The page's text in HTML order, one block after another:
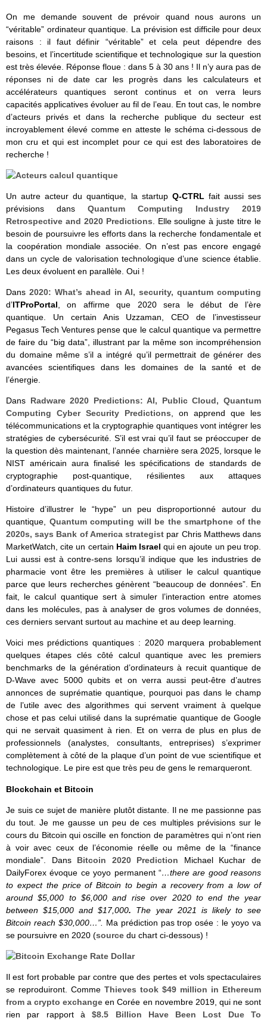
On me demande souvent de prévoir quand nous aurons un
“véritable” ordinateur quantique. La prévision est difficile pour deux
raisons : il faut définir “véritable” et cela peut dépendre des
besoins, et l’incertitude scientifique et technologique sur la question
est très élevée. Réponse floue : dans 5 à 30 ans ! Il n’y aura pas de
réponses ni de date car les progrès dans les calculateurs et
accélérateurs quantiques seront continus et on verra leurs
capacités applicatives évoluer au fil de l’eau. En tout cas, le nombre
d’acteurs privés et dans la recherche publique du secteur est
incroyablement élevé comme en atteste le schéma ci-dessous de
mon cru et qui est incomplet pour ce qui est des laboratoires de
recherche !
Un autre acteur du quantique, la startup Q-CTRL fait aussi ses
prévisions dans Quantum Computing Industry 2019
Retrospective and 2020 Predictions . Elle souligne à juste titre le
besoin de poursuivre les efforts dans la recherche fondamentale et
la coopération mondiale associée. On n’est pas encore engagé
dans un cycle de valorisation technologique d’une science établie.
Les deux évoluent en parallèle. Oui !
Dans 2020: What’s ahead in AI, security, quantum computing
d’ITProPortal, on affirme que 2020 sera le début de l’ère
quantique. Un certain Anis Uzzaman, CEO de l’investisseur
Pegasus Tech Ventures pense que le calcul quantique va permettre
de faire du “big data”, illustrant par la même son incompréhension
du domaine même s’il a intégré qu’il permettrait de générer des
avancées scientifiques dans les domaines de la santé et de
l’énergie.
Dans Radware 2020 Predictions: AI, Public Cloud, Quantum
Computing Cyber Security Predictions, on apprend que les
télécommunications et la cryptographie quantiques vont intégrer les
stratégies de cybersécurité. S’il est vrai qu’il faut se préoccuper de
la question dès maintenant, l’année charnière sera 2025, lorsque le
NIST américain aura finalisé les spécifications de standards de
cryptographie post-quantique, résilientes aux attaques
d’ordinateurs quantiques du futur.
Histoire d’illustrer le “hype” un peu disproportionné autour du
quantique, Quantum computing will be the smartphone of the
2020s, says Bank of America strategist par Chris Matthews dans
MarketWatch, cite un certain Haim Israelqui en ajoute un peu trop.
Lui aussi est à contre-sens lorsqu’il indique que les industries de
pharmacie vont être les premières à utiliser le calcul quantique
parce que leurs recherches génèrent “beaucoup de données”. En
fait, le calcul quantique sert à simuler l’interaction entre atomes
dans les molécules, pas à analyser de gros volumes de données,
ces derniers servant surtout au machine et au deep learning.
Voici mes prédictions quantiques : 2020 marquera probablement
quelques étapes clés côté calcul quantique avec les premiers
benchmarks de la génération d’ordinateurs à recuit quantique de
D-Wave avec 5000 qubits et on verra aussi peut-être d’autres
annonces de suprématie quantique, pourquoi pas dans le champ
de l’utile avec des algorithmes qui servent vraiment à quelque
chose et pas celui utilisé dans la suprématie quantique de Google
qui ne servait quasiment à rien. Et on verra de plus en plus de
professionnels (analystes, consultants, entreprises) s’exprimer
complètement à côté de la plaque d’un point de vue scientifique et
technologique. Le pire est que très peu de gens le remarqueront.
Blockchain et Bitcoin
Je suis ce sujet de manière plutôt distante. Il ne me passionne pas
du tout. Je me gausse un peu de ces multiples prévisions sur le
cours du Bitcoin qui oscille en fonction de paramètres qui n’ont rien
à voir avec ceux de l’économie réelle ou même de la “finance
mondiale”. Dans Bitcoin 2020 Prediction Michael Kuchar de
DailyForex évoque ce yoyo permanent “…there are good reasons
to expect the price of Bitcoin to begin a recovery from a low of
around $5,000 to $6,000 and rise over 2020 to end the year
between $15,000 and $17,000. The year 2021 is likely to see
Bitcoin reach $30,000…”. Ma prédiction pas trop osée : le yoyo va
se poursuivre en 2020 (source du chart ci-dessous) !
Il est fort probable par contre que des pertes et vols spectaculaires
se reproduiront. Comme Thieves took $49 million in Ethereum
from a crypto exchange en Corée en novembre 2019, qui ne sont
rien par rapport à$8.5 Billion Have Been Lost Due To